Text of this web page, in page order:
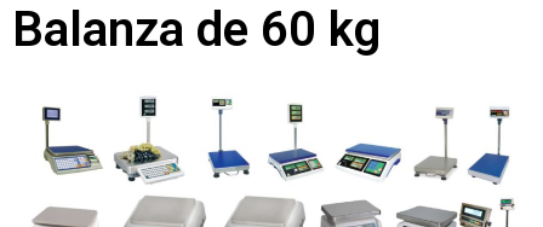
Balanza de 60 kg